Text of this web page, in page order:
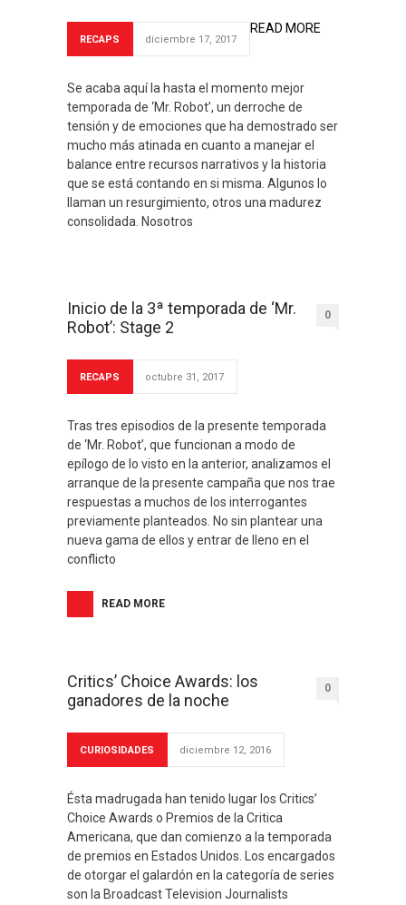
RECAPS diciembre 17, 2017
Se acaba aquí la hasta el momento mejor
temporada de ‘Mr. Robot’, un derroche de
tensión y de emociones que ha demostrado ser
mucho más atinada en cuanto a manejar el
balance entre recursos narrativos y la historia
que se está contando en si misma. Algunos lo
llaman un resurgimiento, otros una madurez
consolidada. Nosotros
READ MORE
Inicio de la 3ª temporada de ‘Mr.
Robot’: Stage 2
0
RECAPS octubre 31, 2017
Tras tres episodios de la presente temporada
de ‘Mr. Robot’, que funcionan a modo de
epílogo de lo visto en la anterior, analizamos el
arranque de la presente campaña que nos trae
respuestas a muchos de los interrogantes
previamente planteados. No sin plantear una
nueva gama de ellos y entrar de lleno en el
conflicto
READ MORE
Critics’ Choice Awards: los
ganadores de la noche
0
CURIOSIDADES diciembre 12, 2016
Ésta madrugada han tenido lugar los Critics’
Choice Awards o Premios de la Critica
Americana, que dan comienzo a la temporada
de premios en Estados Unidos. Los encargados
de otorgar el galardón en la categoría de series
son la Broadcast Television Journalists